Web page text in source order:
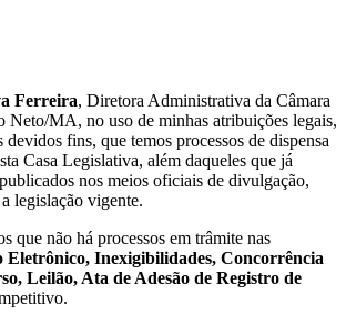
Ferreira, Diretora Administrativa da Câmara
Neto/MA, no uso de minhas atribuições legais,
fins, que temos processos de dispensa
Casa Legislativa, além daqueles que já
nos meios oficiais de divulgação,
legislação vigente.
que não há processos em trâmite nas
Eletrônico, Inexigibilidades, Concorrência
Leilão, Ata de Adesão de Registro de